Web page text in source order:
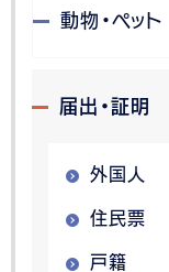
動物・ペット
届出・証明
外国人
住民票
戸籍